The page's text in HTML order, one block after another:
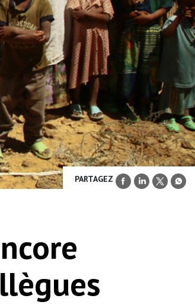
PARTAGEZ